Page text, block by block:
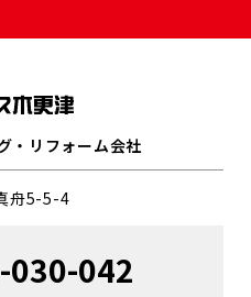
・リフォーム会社
⾈5-5-4
030-042